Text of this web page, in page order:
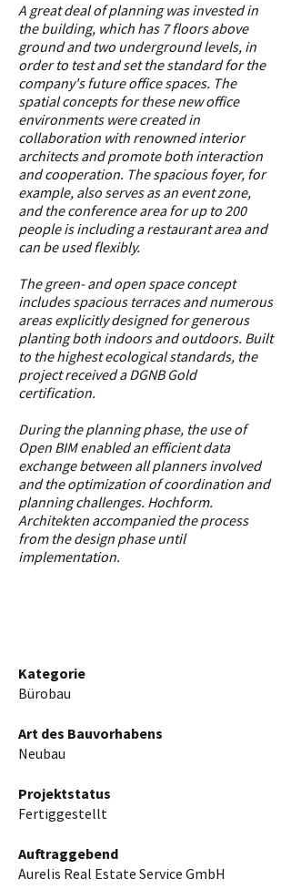
A great deal of planning was invested in
the building, which has 7 floors above
ground and two underground levels, in
order to test and set the standard for the
company's future office spaces. The
spatial concepts for these new office
environments were created in
collaboration with renowned interior
architects and promote both interaction
and cooperation. The spacious foyer, for
example, also serves as an event zone,
and the conference area for up to 200
people is including a restaurant area and
can be used flexibly.
The green- and open space concept
includes spacious terraces and numerous
areas explicitly designed for generous
planting both indoors and outdoors. Built
to the highest ecological standards, the
project received a DGNB Gold
certification.
During the planning phase, the use of
Open BIM enabled an efficient data
exchange between all planners involved
and the optimization of coordination and
planning challenges. Hochform.
Architekten accompanied the process
from the design phase until
implementation.
Kategorie
Bürobau
Art des Bauvorhabens
Neubau
Projektstatus
Fertiggestellt
Auftraggebend
Aurelis Real Estate Service GmbH